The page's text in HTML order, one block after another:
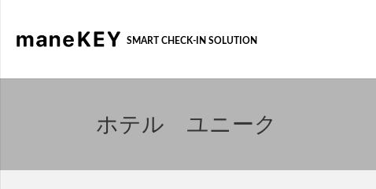
SMART CHECK-IN SOLUTION
ホテル ユニーク